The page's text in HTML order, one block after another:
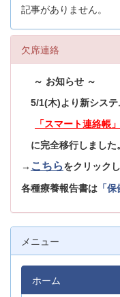
記事がありません。
欠席連絡
～ お知らせ ～
5/1(木)より新システ
「スマート連絡帳」
に完全移行しました。
→ こちらをクリック
各種療養報告書は 「保
メニュー
ホーム